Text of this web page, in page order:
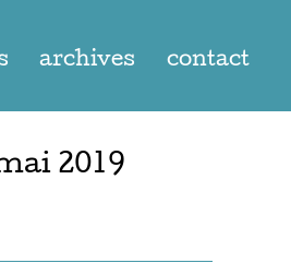
archives contact
2019